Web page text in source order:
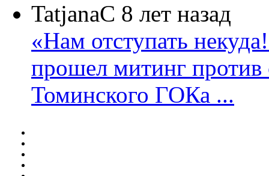
TatjanaC 8 лет назад
«Нам отступать
прошел митинг против
Томинского ГОКа ...